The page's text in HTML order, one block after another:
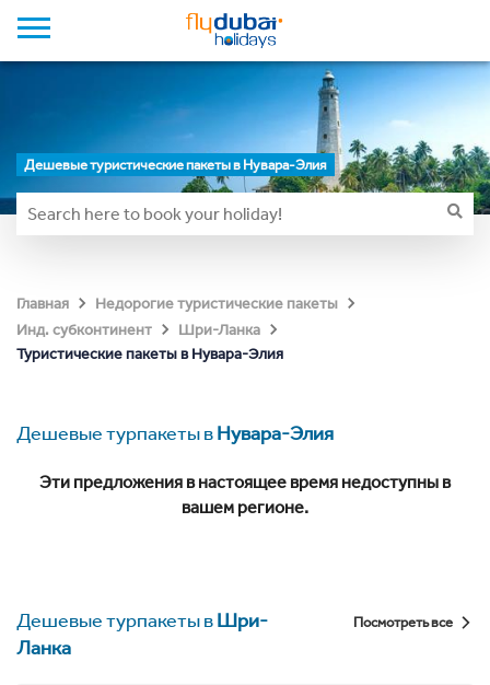
Дешевые туристические пакеты в Нувара-Элия
Главная
Недорогие туристические пакеты
Инд. субконтинент
Шри-Ланка
Туристические пакеты в Нувара-Элия
Дешевые турпакеты вНувара-Элия
Эти предложения в настоящее время недоступны в
вашем регионе.
Дешевые турпакеты вШри-
Ланка
Посмотреть все